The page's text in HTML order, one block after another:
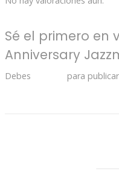
Sé el primero en
Anniversary
Debes para